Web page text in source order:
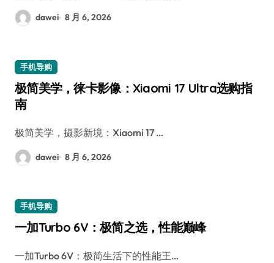
dawei 8 月 6, 2026
手机导购
极简美学，徕卡影像：Xiaomi 17 Ultra选购指
南
极简美学，摄影新境：Xiaomi 17 …
dawei 8 月 6, 2026
手机导购
一加Turbo 6V：极简之选，性能巅峰
一加Turbo 6V：极简生活下的性能王…